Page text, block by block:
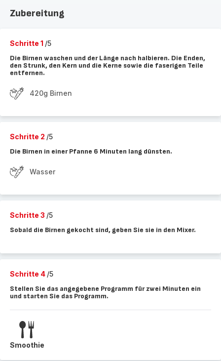
Zubereitung
Schritte 1 /5
Die Birnen waschen und der Länge nach halbieren. Die Enden,
den Strunk, den Kern und die Kerne sowie die faserigen Teile
entfernen.
420g Birnen
Schritte 2 /5
Die Birnen in einer Pfanne 6 Minuten lang dünsten.
Wasser
Schritte 3 /5
Sobald die Birnen gekocht sind, geben Sie sie in den Mixer.
Schritte 4 /5
Stellen Sie das angegebene Programm für zwei Minuten ein
und starten Sie das Programm.
Smoothie